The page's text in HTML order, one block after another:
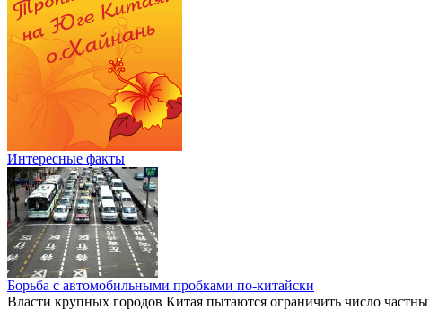
Интересные факты
Борьба с автомобильными пробками по-китайски
Власти крупных городов Китая пытаются ограничить число